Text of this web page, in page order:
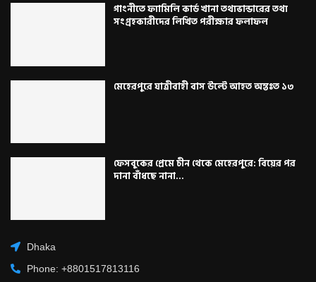
গাংনীতে ফ্যামিলি কার্ড খানা তথ্যভান্ডারের তথ্য
সংগ্রহকারীদের লিখিত পরীক্ষার ফলাফল
মেহেরপুরে যাত্রীবাহী বাস উল্টে আহত অন্তঃত ১৩
ফেসবুকের প্রেমে চীন থেকে মেহেরপুরে: বিয়ের পর
দানা বাঁধছে নানা...
Dhaka
Phone: +8801517813116